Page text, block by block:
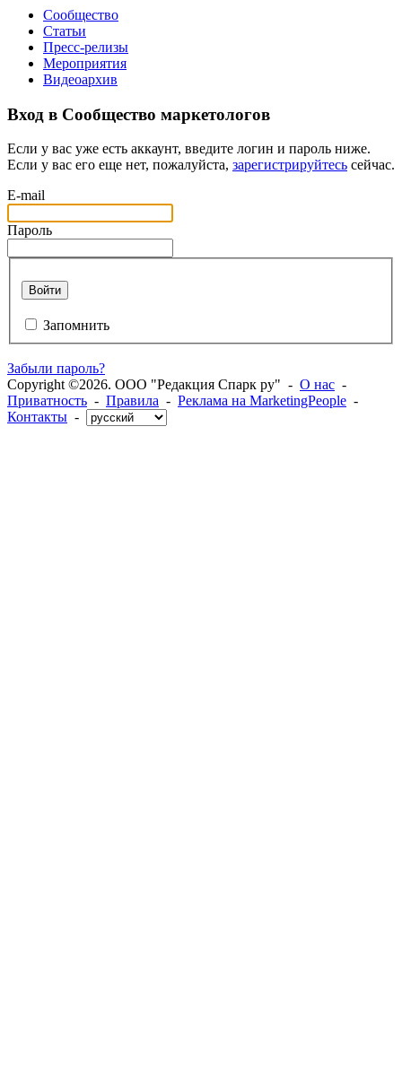
Сообщество
Статьи
Пресс-релизы
Мероприятия
Видеоархив
Вход в Сообщество маркетологов
Если у вас уже есть аккаунт, введите логин и пароль ниже.
Если у вас его еще нет, пожалуйста, зарегистрируйтесь сейчас.
E-mail
Пароль
Войти
Запомнить
Забыли пароль?
Copyright ©2026. ООО "Редакция Спарк ру" - О нас -
Приватность - Правила - Реклама на MarketingPeople -
Контакты -